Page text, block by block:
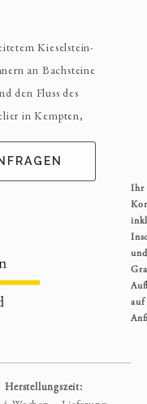
Kieselstein-
an Bachsteine
den Fluss des
in Kempten,
Ihr
und
auf
Herstellungszeit: